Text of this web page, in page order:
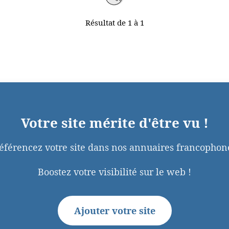
Résultat de 1 à 1
Votre site mérite d'être vu !
votre site dans nos annuaires
Boostez votre visibilité sur le web !
Ajouter votre site